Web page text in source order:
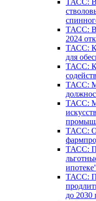
ТАСС: В
ТАСС:
2024
ТАСС:
для
ТАСС:
ТАСС:
ТАСС:
ТАСС:
ТАСС:
ТАСС:
до 2030